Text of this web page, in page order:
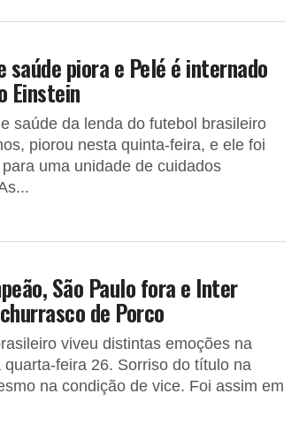
saúde piora e Pelé é internado
Einstein
saúde da lenda do futebol brasileiro
piorou nesta quinta-feira, e ele foi
uma unidade de cuidados
São Paulo fora e Inter
de Porco
viveu distintas emoções na
quarta-feira 26. Sorriso do título na
na condição de vice. Foi assim em